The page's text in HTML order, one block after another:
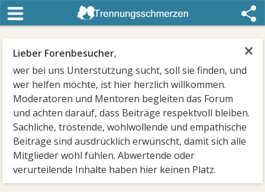
×
Lieber Forenbesucher,
wer bei uns Unterstützung sucht, soll sie finden, und
wer helfen möchte, ist hier herzlich willkommen.
Moderatoren und Mentoren begleiten das Forum
und achten darauf, dass Beiträge respektvoll bleiben.
Sachliche, tröstende, wohlwollende und empathische
Beiträge sind ausdrücklich erwünscht, damit sich alle
Mitglieder wohl fühlen. Abwertende oder
verurteilende Inhalte haben hier keinen Platz.